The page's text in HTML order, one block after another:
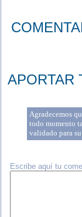
APORTAR
Agradecemos
todo momento
validado para
Escribe aquí tu